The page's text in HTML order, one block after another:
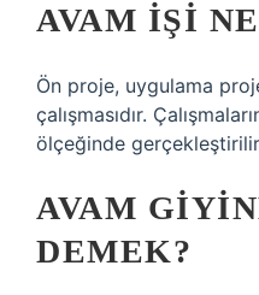
AVAM IŞI
Ön proje, uygulama
çalışmasıdır.
ölçeğinde
AVAM
DEMEK?